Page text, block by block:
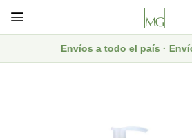

Envíos a todo el país ·